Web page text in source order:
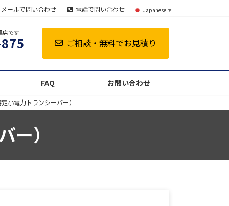
メールで問い合わせ 電話で問い合わせ Japanese ▼
店です
ご相談・無料でお見積り
FAQ お問い合わせ
小電力トランシーバー）
ー）